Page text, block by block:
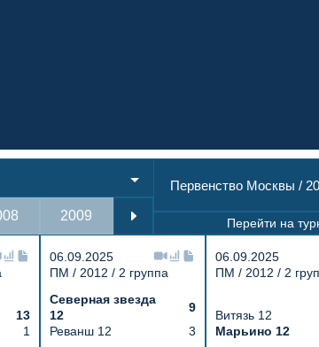
2009 2010 2011 2012
Первенство Москвы /
Перейти на
13
1
06.09.2025
ПМ / 2012 / 2 группа
Северная звезда
12
9
Реванш 12
3
06.09.2025
ПМ / 2012 / 2
Витязь 12
Марьино 12